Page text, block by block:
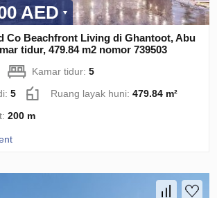
AED
Co Beachfront Living di Ghantoot, Abu
tidur, 479.84 m2 nomor 739503
Kamar tidur:5
5 Ruang layak huni:479.84 m²
200 m